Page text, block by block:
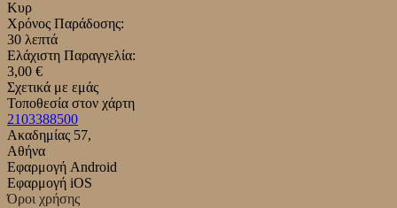
Κυρ
Χρόνος Παράδοσης:
30 λεπτά
Ελάχιστη Παραγγελία:
3,00 €
Σχετικά με εμάς
Τοποθεσία στον χάρτη
2103388500
Ακαδημίας 57,
Αθήνα
Εφαρμογή Android
Εφαρμογή iOS
Όροι χρήσης